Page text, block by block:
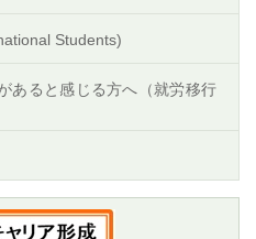
Students)
あると感じる方へ（就労移行